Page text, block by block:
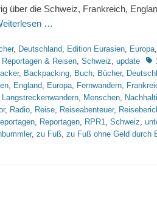
über die Schweiz, Frankreich,
…
, Deutschland, Edition Eurasien, Europa,
Reportagen & Reisen, Schweiz, update
, Backpacking, Buch, Bücher,
, England, Europa, Fernwandern,
Langstreckenwandern, Menschen,
, Radio, Reise, Reiseabenteuer,
, Reportagen, RPR1, Schweiz,
, zu Fuß, zu Fuß ohne Geld durch